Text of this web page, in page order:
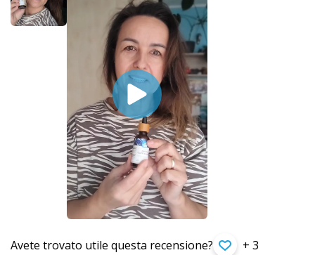
Avete trovato utile questa recensione? + 3